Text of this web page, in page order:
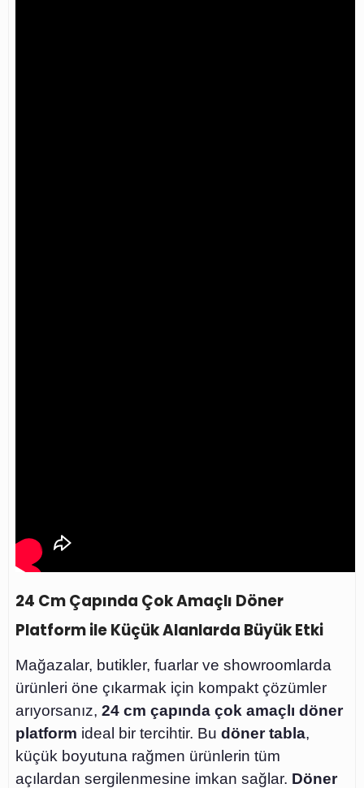
24 Cm Çapında Çok Amaçlı Döner
Platform ile Küçük Alanlarda Büyük Etki
Mağazalar, butikler, fuarlar ve showroomlarda
ürünleri öne çıkarmak için kompakt çözümler
arıyorsanız, 24 cm çapında çok amaçlı döner
platform ideal bir tercihtir. Bu döner tabla,
küçük boyutuna rağmen ürünlerin tüm
açılardan sergilenmesine imkan sağlar. Döner